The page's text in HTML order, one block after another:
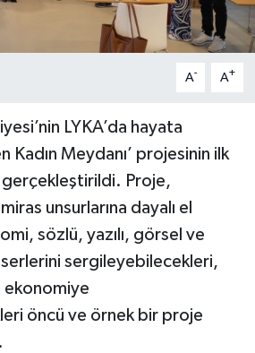
A- A+
LYKA’da hayata
Kadın Meydanı’ projesinin ilk
gerçekleştirildi. Proje,
unsurlarına dayalı el
sözlü, yazılı, görsel ve
sergileyebilecekleri,
ekonomiye
öncü ve örnek bir proje